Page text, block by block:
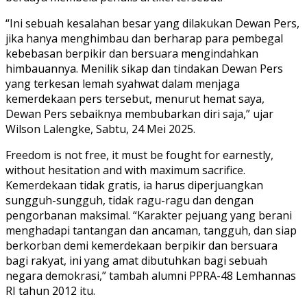
“Ini sebuah kesalahan besar yang dilakukan Dewan Pers,
jika hanya menghimbau dan berharap para pembegal
kebebasan berpikir dan bersuara mengindahkan
himbauannya. Menilik sikap dan tindakan Dewan Pers
yang terkesan lemah syahwat dalam menjaga
kemerdekaan pers tersebut, menurut hemat saya,
Dewan Pers sebaiknya membubarkan diri saja,” ujar
Wilson Lalengke, Sabtu, 24 Mei 2025.
Freedom is not free, it must be fought for earnestly,
without hesitation and with maximum sacrifice.
Kemerdekaan tidak gratis, ia harus diperjuangkan
sungguh-sungguh, tidak ragu-ragu dan dengan
pengorbanan maksimal. “Karakter pejuang yang berani
menghadapi tantangan dan ancaman, tangguh, dan siap
berkorban demi kemerdekaan berpikir dan bersuara
bagi rakyat, ini yang amat dibutuhkan bagi sebuah
negara demokrasi,” tambah alumni PPRA-48 Lemhannas
RI tahun 2012 itu.